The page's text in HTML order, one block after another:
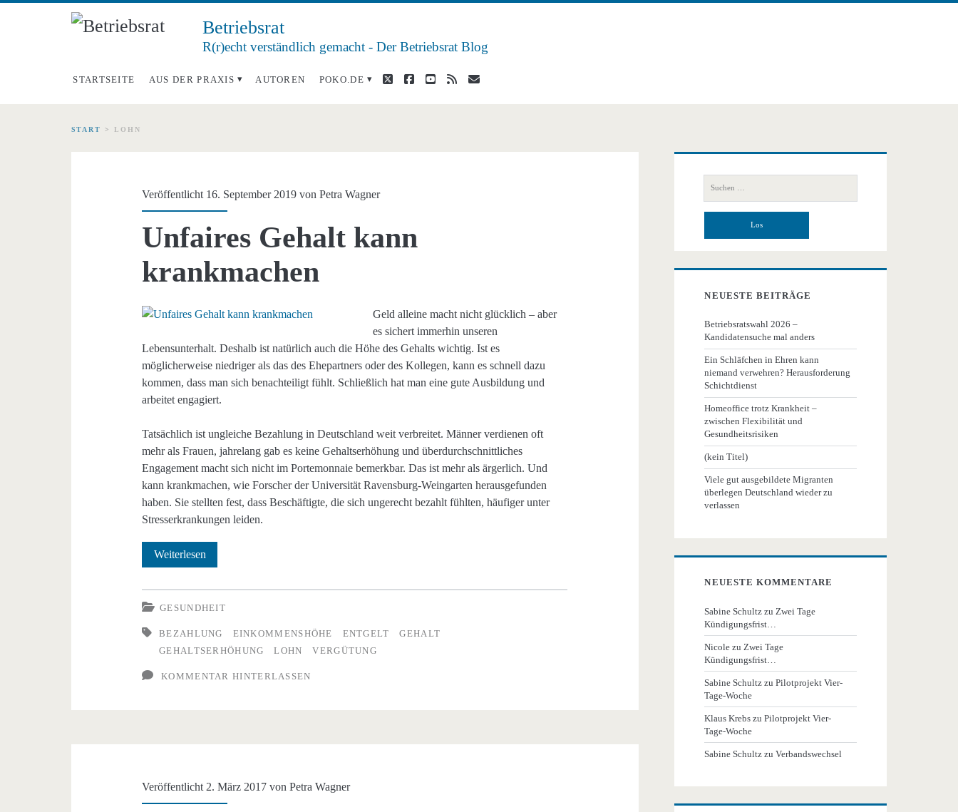
Betriebsrat
R(r)echt verständlich gemacht - Der Betriebsrat Blog
STARTSEITE AUS DER PRAXIS AUTOREN POKO.DE twitterfacebook
youtube
rss E-
START > LOHN
<span>Lohn</span>
Veröffentlicht 16. September 2019 vonPetra Wagner
Unfaires Gehalt kann
krankmachen
Geld alleine macht nicht glücklich – aber
es sichert immerhin unseren
Lebensunterhalt. Deshalb ist natürlich auch die Höhe des Gehalts wichtig. Ist es
möglicherweise niedriger als das des Ehepartners oder des Kollegen, kann es schnell dazu
kommen, dass man sich benachteiligt fühlt. Schließlich hat man eine gute Ausbildung und
arbeitet engagiert.
Tatsächlich ist ungleiche Bezahlung in Deutschland weit verbreitet. Männer verdienen oft
mehr als Frauen, jahrelang gab es keine Gehaltserhöhung und überdurchschnittliches
Engagement macht sich nicht im Portemonnaie bemerkbar. Das ist mehr als ärgerlich. Und
kann krankmachen, wie Forscher der Universität Ravensburg-Weingarten herausgefunden
haben. Sie stellten fest, dass Beschäftigte, die sich ungerecht bezahlt fühlten, häufiger unter
Stresserkrankungen leiden.
WeiterlesenUnfaires
kann
krankmachen
GESUNDHEIT
BEZAHLUNG EINKOMMENSHÖHE ENTGELT
GEHALT
GEHALTSERHÖHUNG
LOHN VERGÜTUNG
KOMMENTAR HINTERLASSEN
Veröffentlicht 2. März 2017 vonPetra Wagner
Primäre
Seitenleiste
nach:
NEUESTE BEITRÄGE
Betriebsratswahl 2026 –
Kandidatensuche mal anders
Ein Schläfchen in Ehren kann
niemand verwehren? Herausforderung
Schichtdienst
Homeoffice trotz Krankheit –
zwischen Flexibilität und
Gesundheitsrisiken
(kein Titel)
Viele gut ausgebildete Migranten
überlegen Deutschland wieder zu
verlassen
NEUESTE KOMMENTARE
Sabine Schultz zu Zwei Tage
Kündigungsfrist…
Nicole zu Zwei Tage
Kündigungsfrist…
Sabine Schultz zuPilotprojekt Vier-
Tage-Woche
Klaus Krebs zuPilotprojekt Vier-
Tage-Woche
Sabine Schultz zuVerbandswechsel